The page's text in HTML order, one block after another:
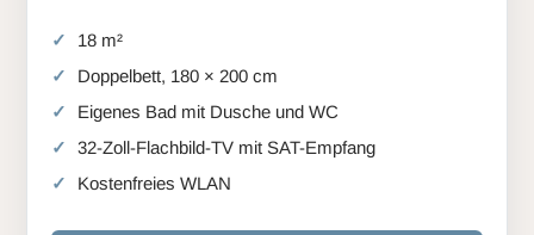
18 m²
Doppelbett, 180 × 200 cm
Eigenes Bad mit Dusche und WC
32-Zoll-Flachbild-TV mit SAT-Empfang
Kostenfreies WLAN